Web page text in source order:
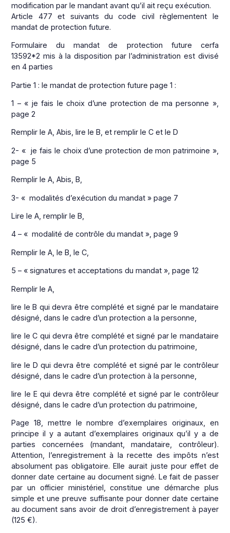
modification par le mandant avant qu’il ait reçu exécution.
Article 477 et suivants du code civil règlementent le
mandat de protection future.
Formulaire du mandat de protection future cerfa
13592*2 mis à la disposition par l’administration est divisé
en 4 parties
Partie 1 : le mandat de protection future page 1 :
1 – « je fais le choix d’une protection de ma personne »,
page 2
Remplir le A, Abis, lire le B, et remplir le C et le D
2- « je fais le choix d’une protection de mon patrimoine »,
page 5
Remplir le A, Abis, B,
3- « modalités d’exécution du mandat » page 7
Lire le A, remplir le B,
4 – « modalité de contrôle du mandat », page 9
Remplir le A, le B, le C,
5 – « signatures et acceptations du mandat », page 12
Remplir le A,
lire le B qui devra être complété et signé par le mandataire
désigné, dans le cadre d’un protection a la personne,
lire le C qui devra être complété et signé par le mandataire
désigné, dans le cadre d’un protection du patrimoine,
lire le D qui devra être complété et signé par le contrôleur
désigné, dans le cadre d’un protection à la personne,
lire le E qui devra être complété et signé par le contrôleur
désigné, dans le cadre d’un protection du patrimoine,
Page 18, mettre le nombre d’exemplaires originaux, en
principe il y a autant d’exemplaires originaux qu’il y a de
parties concernées (mandant, mandataire, contrôleur).
Attention, l’enregistrement à la recette des impôts n’est
absolument pas obligatoire. Elle aurait juste pour effet de
donner date certaine au document signé. Le fait de passer
par un officier ministériel, constitue une démarche plus
simple et une preuve suffisante pour donner date certaine
au document sans avoir de droit d’enregistrement à payer
(125 €).